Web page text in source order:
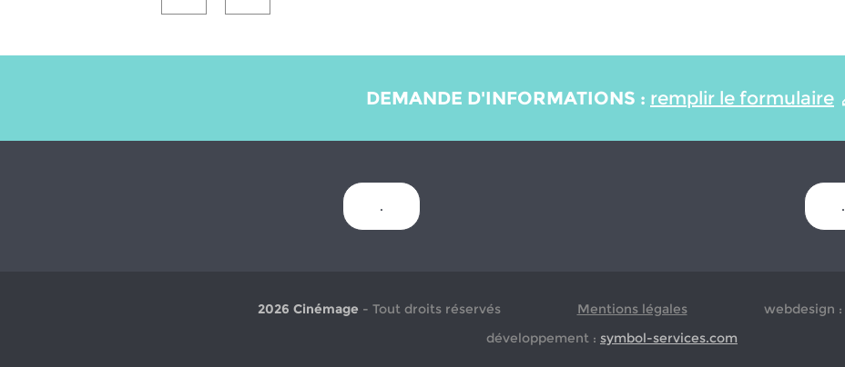
DEMANDE D'INFORMATIONS : remplir le formulaire
. .
2026 Cinémage - Tout droits réservés Mentions légales webdesign :
développement : symbol-services.com